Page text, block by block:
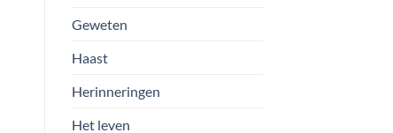
Geweten
Haast
Herinneringen
Het leven